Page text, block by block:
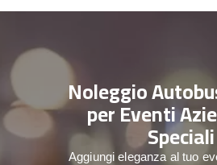
Noleggio
per Eventi
Speciali
Aggiungi eleganza al tuo